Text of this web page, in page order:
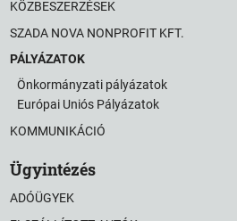
KÖZBESZERZÉSEK
SZADA NOVA NONPROFIT KFT.
PÁLYÁZATOK
Önkormányzati pályázatok
Európai Uniós Pályázatok
KOMMUNIKÁCIÓ
Ügyintézés
ADÓÜGYEK